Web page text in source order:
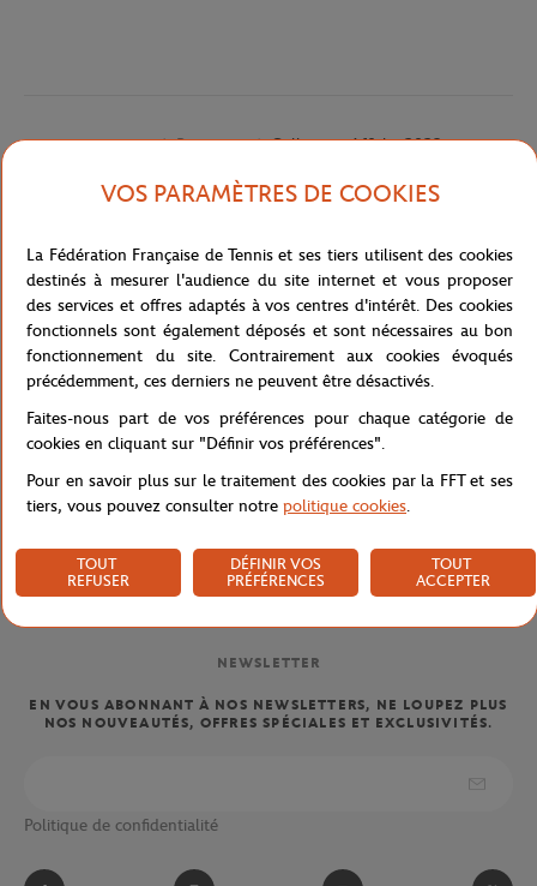
Accueil Boutique Collection Affiche 2023
PAIEMENTS SÉCURISÉS
PAR CARTE
DE VOS COMMANDES
LIVRAISON OFFERTE
DÈS 80€ (EN FRANCE)
SERVICE CLIENT
01 47 43 51 11 OU PAR MAIL
NEWSLETTER
EN VOUS ABONNANT À NOS NEWSLETTERS, NE LOUPEZ PLUS
NOS NOUVEAUTÉS, OFFRES SPÉCIALES ET EXCLUSIVITÉS.
Politique de confidentialité
VOS PARAMÈTRES DE COOKIES
La Fédération Française de Tennis et ses tiers utilisent des cookies
destinés à mesurer l'audience du site internet et vous proposer
des services et offres adaptés à vos centres d'intérêt. Des cookies
fonctionnels sont également déposés et sont nécessaires au bon
fonctionnement du site. Contrairement aux cookies évoqués
précédemment, ces derniers ne peuvent être désactivés.
Faites-nous part de vos préférences pour chaque catégorie de
cookies en cliquant sur "Définir vos préférences".
Pour en savoir plus sur le traitement des cookies par la FFT et ses
tiers, vous pouvez consulter notre politique cookies.
TOUT
REFUSER
DÉFINIR VOS
PRÉFÉRENCES
TOUT
ACCEPTER